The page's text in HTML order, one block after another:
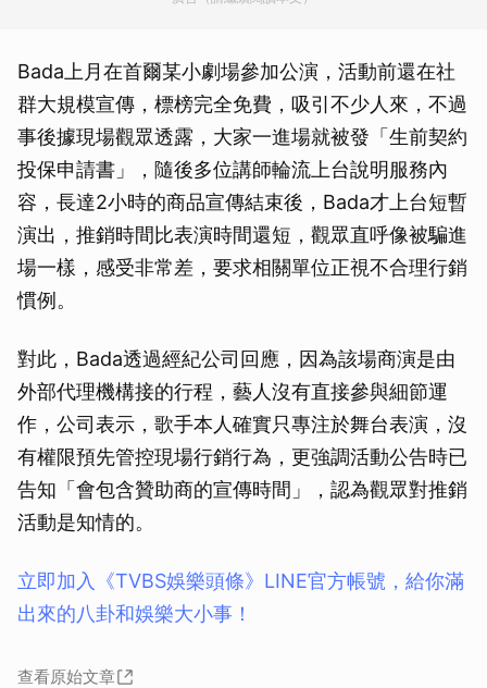
Bada上月在首爾某小劇場參加公演，活動前還在社
群大規模宣傳，標榜完全免費，吸引不少人來，不過
事後據現場觀眾透露，大家一進場就被發「生前契約
投保申請書」，隨後多位講師輪流上台說明服務內
容，長達2小時的商品宣傳結束後，Bada才上台短暫
演出，推銷時間比表演時間還短，觀眾直呼像被騙進
場一樣，感受非常差，要求相關單位正視不合理行銷
慣例。
對此，Bada透過經紀公司回應，因為該場商演是由
外部代理機構接的行程，藝人沒有直接參與細節運
作，公司表示，歌手本人確實只專注於舞台表演，沒
有權限預先管控現場行銷行為，更強調活動公告時已
告知「會包含贊助商的宣傳時間」，認為觀眾對推銷
活動是知情的。
立即加入《TVBS娛樂頭條》LINE官方帳號，給你滿
出來的八卦和娛樂大小事！
查看原始文章